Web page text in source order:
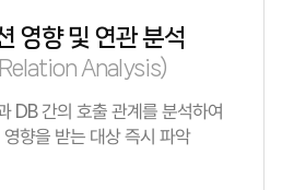
영향 및 연관 분석
Analysis)
DB 간의 호출 관계를 분석하여
향을 받는 대상 즉시 파악